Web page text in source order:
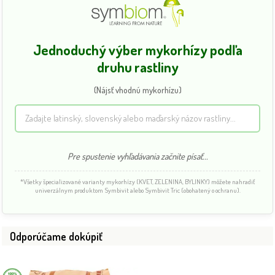
Jednoduchý výber mykorhízy podľa
druhu rastliny
(Nájsť vhodnú mykorhízu)
Pre spustenie vyhľadávania začnite písať...
*Všetky špecializované varianty mykorhízy (KVET, ZELENINA, BYLINKY) môžete nahradiť
univerzálnym produktom Symbivit alebo Symbivit Tric (obohatený o ochranu).
Odporúčame dokúpiť